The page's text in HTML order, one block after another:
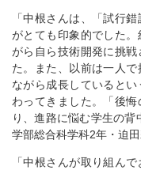
「中根さんは、「試行
がとても印象的でした
がら自ら技術開発に挑
た。また、以前は一人
ながら成長していると
わってきました。「後
り、進路に悩む学生の
学部総合科学科2年・迫
「中根さんが取り組ん